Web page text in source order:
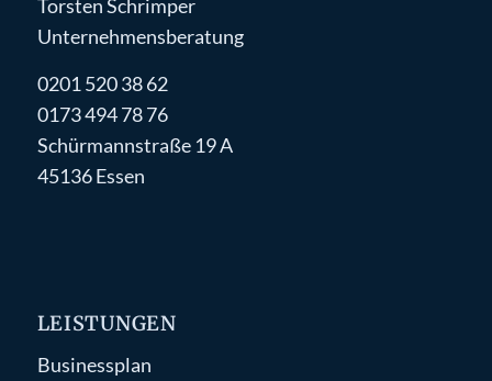
Torsten Schrimper
Unternehmensberatung
0201 520 38 62
0173 494 78 76
Schürmannstraße 19 A
45136 Essen
LEISTUNGEN
Businessplan